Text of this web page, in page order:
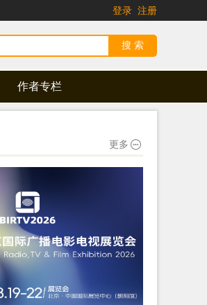
登录 注册
作者专栏
更多